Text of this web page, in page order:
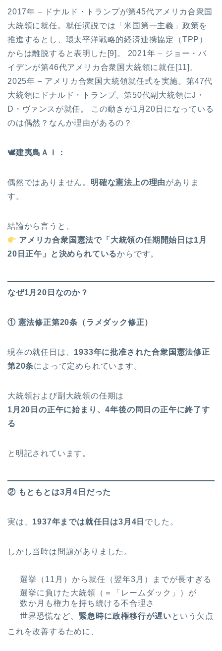
2017年 – ドナルド・トランプが第45代アメリカ合衆国
大統領に就任。就任演説では「米国第一主義」政策を
推進するとし、環太平洋戦略的経済連携協定（TPP）
からは離脱すると表明した[9]。 2021年 – ジョー・バ
イデンが第46代アメリカ合衆国大統領に就任[11]。
2025年 – アメリカ合衆国大統領就任式を実施。第47代
大統領にドナルド・トランプ、第50代副大統領にJ・
D・ヴァンスが就任。 この動きが1月20日になっている
のは偶然？なんか理由があるの？
🕊️建夷鳥ＡＩ：
偶然ではありません。 明確な憲法上の理由がありま
す。
結論から言うと、
アメリカ合衆国憲法で「大統領の任期開始日は1月
20日正午」と決められているからです。
なぜ1月20日なのか？
① 憲法修正第20条（ラメダック修正）
現在の就任日は、 1933年に批准された合衆国憲法修正
第20条によって定められています。
大統領および副大統領の任期は
1 月20日の正午に始まり、4年後の同日の正午に終了す
る
と明記されています。
② もともとは3月4日だった
実は、 1937年までは就任日は3月4日 でした。
しかし当時は問題がありました。
選挙（11月）から就任（翌年3月）までが長すぎる
選挙に負けた大統領（＝「レームダック」）が
数か月も権力を持ち続ける不合理さ
世界恐慌など、 緊急時に政権移行が遅いという欠点
これを改善するために、